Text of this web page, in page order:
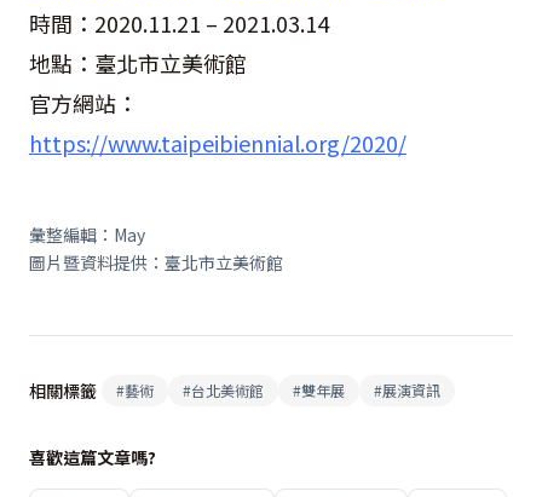
時間：2020.11.21 – 2021.03.14
地點：臺北市立美術館
官方網站：
https://www.taipeibiennial.org/2020/
彙整編輯：May
圖片暨資料提供：臺北市立美術館
相關標籤 #藝術 #台北美術館 #雙年展 #展演資訊
喜歡這篇文章嗎?